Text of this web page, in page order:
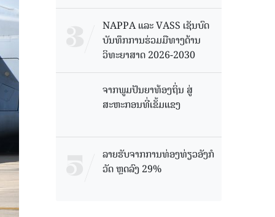
NAPPA ແລະ VASS ເຊັນບົດ
ບັນທຶກການຮ່ວມມືທາງດ້ານ
ວິທະຍາສາດ 2026-2030
ຈາກພູມປັນຍາທ້ອງຖິ່ນ ສູ່
ສະຫະກອນທີ່ເຂັ້ມແຂງ
ລາຍຮັບຈາກການທ່ອງທ່ຽວອັງກໍ
ວັດ ຫຼດລົງ 29%